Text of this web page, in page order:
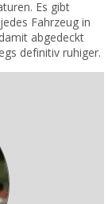
Es gibt
Fahrzeug in
abgedeckt
definitiv ruhiger.